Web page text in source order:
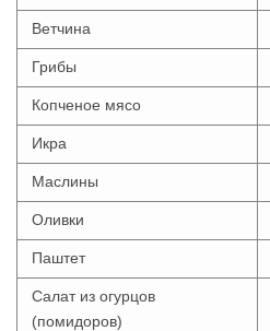
Ветчина
Грибы
Копченое мясо
Икра
Маслины
Оливки
Паштет
Салат из огурцов
(помидоров)